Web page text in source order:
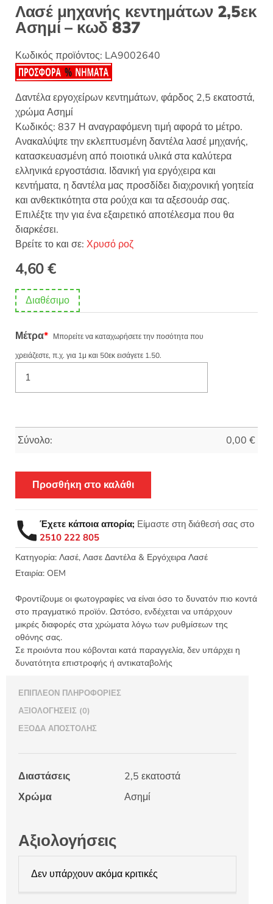
Λασέ μηχανής κεντημάτων 2,5εκ
Ασημί – κωδ 837
Κωδικός προϊόντος: LA9002640
Δαντέλα εργοχείρων κεντημάτων, φάρδος 2,5 εκατοστά,
χρώμα Ασημί
Κωδικός: 837 Η αναγραφόμενη τιμή αφορά το μέτρο.
Ανακαλύψτε την εκλεπτυσμένη δαντέλα λασέ μηχανής,
κατασκευασμένη από ποιοτικά υλικά στα καλύτερα
ελληνικά εργοστάσια. Ιδανική για εργόχειρα και
κεντήματα, η δαντέλα μας προσδίδει διαχρονική γοητεία
και ανθεκτικότητα στα ρούχα και τα αξεσουάρ σας.
Επιλέξτε την για ένα εξαιρετικό αποτέλεσμα που θα
διαρκέσει.
Βρείτε το και σε: Χρυσό ροζ
4,60€
Διαθέσιμο
Μέτρα* Μπορείτε να καταχωρήσετε την ποσότητα που
χρειάζεστε, π.χ. για 1μ και 50εκ εισάγετε 1.50.
Σύνολο: 0,00 €
Προσθήκη στο καλάθι
Έχετε κάποια απορία; Είμαστε στη διάθεσή σας στο
2510 222 805
Κατηγορία: Λασέ, Λασε Δαντέλα & Εργόχειρα Λασέ
Εταιρία: OEM
Φροντίζουμε οι φωτογραφίες να είναι όσο το δυνατόν πιο κοντά
στο πραγματικό προϊόν. Ωστόσο, ενδέχεται να υπάρχουν
μικρές διαφορές στα χρώματα λόγω των ρυθμίσεων της
οθόνης σας.
Σε προιόντα που κόβονται κατά παραγγελία, δεν υπάρχει η
δυνατότητα επιστροφής ή αντικαταβολής
ΕΠΙΠΛΈΟΝ ΠΛΗΡΟΦΟΡΊΕΣ
ΑΞΙΟΛΟΓΉΣΕΙΣ (0)
ΈΞΟΔΑ ΑΠΟΣΤΟΛΉΣ
Διαστάσεις
2,5 εκατοστά
Χρώμα
Ασημί
Αξιολογήσεις
Δεν υπάρχουν ακόμα κριτικές